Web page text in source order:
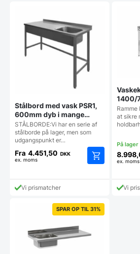
kan
vælges
Stålbord med vask PSR1,
600mm dyb i mange
længder
STÅLBORDE:Vi har en serie af
stålborde på lager, men som
udgangspunkt er…
Fra 4.451,50 DKK
ex. moms
vare
varianter.
Mulighederne
vælges
på
Vi prismatcher
1400/
Fagor
at sikre
ex. moms
Vi
SPAR OP TIL 31%